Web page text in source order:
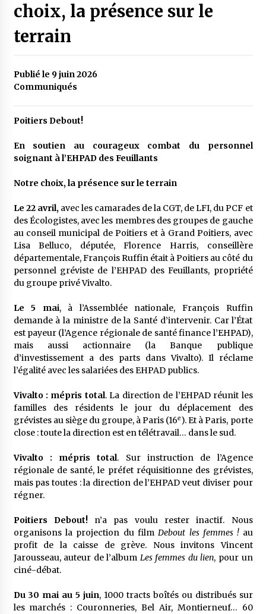
choix, la présence sur le
terrain
Publié le 9 juin 2026
Communiqués
Poitiers Debout!
En soutien au courageux combat du personnel
soignant à l’EHPAD des Feuillants
Notre choix, la présence sur le terrain
Le 22 avril,avec les camarades de la CGT, de LFI, du PCF et
des Écologistes, avec les membres des groupes de gauche
au conseil municipal de Poitiers et à Grand Poitiers, avec
Lisa Belluco, députée, Florence Harris, conseillère
départementale, François Ruffin était à Poitiers au côté du
personnel gréviste de l’EHPAD des Feuillants, propriété
du groupe privé Vivalto.
Le 5 mai, à l’Assemblée nationale, François Ruffin
demande à la ministre de la Santé d’intervenir. Car l’État
est payeur (l’Agence régionale de santé finance l’EHPAD),
mais aussi actionnaire (la Banque publique
d’investissement a des parts dans Vivalto). Il réclame
l’égalité avec les salariées des EHPAD publics.
Vivalto : mépris total. La direction de l’EHPAD réunit les
familles des résidents le jour du déplacement des
grévistes au siège du groupe, à Paris (16e). Et à Paris, porte
close : toute la direction est en télétravail… dans le sud.
Vivalto : mépris total. Sur instruction de l’Agence
régionale de santé, le préfet réquisitionne des grévistes,
mais pas toutes : la direction de l’EHPAD veut diviser pour
régner.
Poitiers Debout!n’a pas voulu rester inactif. Nous
organisons la projection du filmDebout les femmes !au
profit de la caisse de grève. Nous invitons Vincent
Jarousseau, auteur de l’album Les femmes du lien, pour un
ciné-débat.
Du 30 mai au 5 juin, 1000 tracts boîtés ou distribués sur
les marchés : Couronneries, Bel Air, Montierneuf… 60